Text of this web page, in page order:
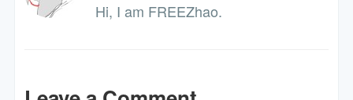
Hi, I am FREEZhao.